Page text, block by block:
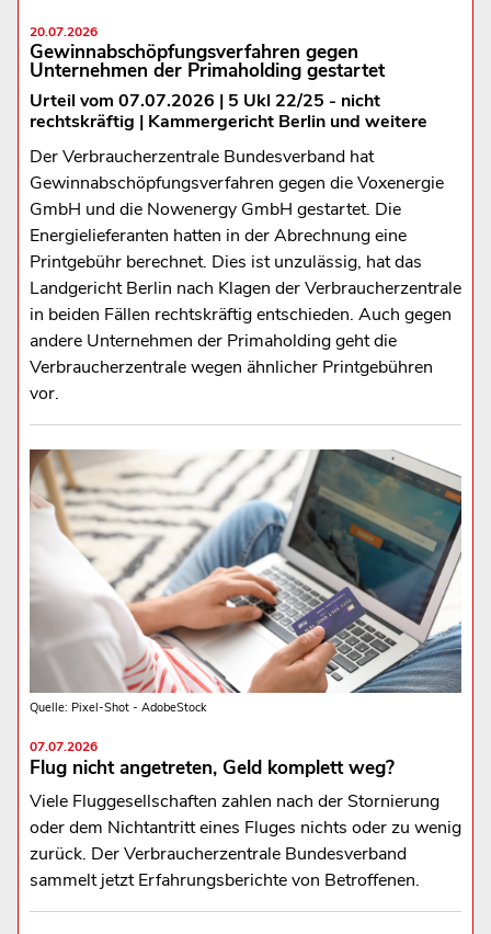
20.07.2026
Gewinnabschöpfungsverfahren gegen
Unternehmen der Primaholding gestartet
Urteil vom 07.07.2026 | 5 Ukl 22/25 - nicht
rechtskräftig | Kammergericht Berlin und weitere
Der Verbraucherzentrale Bundesverband hat
Gewinnabschöpfungsverfahren gegen die Voxenergie
GmbH und die Nowenergy GmbH gestartet. Die
Energielieferanten hatten in der Abrechnung eine
Printgebühr berechnet. Dies ist unzulässig, hat das
Landgericht Berlin nach Klagen der Verbraucherzentrale
in beiden Fällen rechtskräftig entschieden. Auch gegen
andere Unternehmen der Primaholding geht die
Verbraucherzentrale wegen ähnlicher Printgebühren
vor.
Quelle: Pixel-Shot - AdobeStock
07.07.2026
Flug nicht angetreten, Geld komplett weg?
Viele Fluggesellschaften zahlen nach der Stornierung
oder dem Nichtantritt eines Fluges nichts oder zu wenig
zurück. Der Verbraucherzentrale Bundesverband
sammelt jetzt Erfahrungsberichte von Betroffenen.